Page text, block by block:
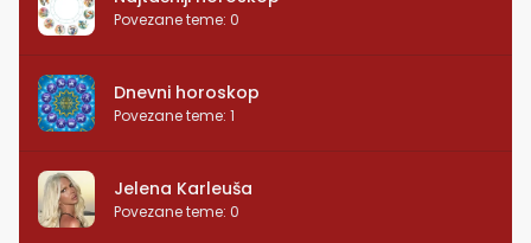
Povezane teme: 0
Dnevni horoskop
Povezane teme: 1
Jelena Karleuša
Povezane teme: 0